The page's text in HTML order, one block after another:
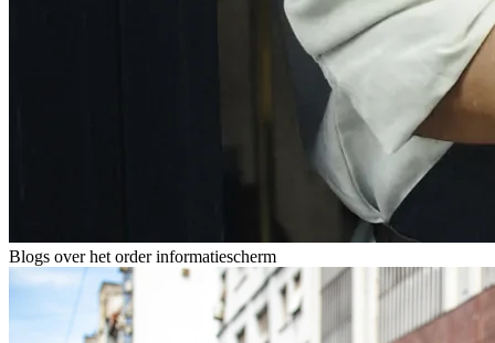
Blogs over het order informatiescherm